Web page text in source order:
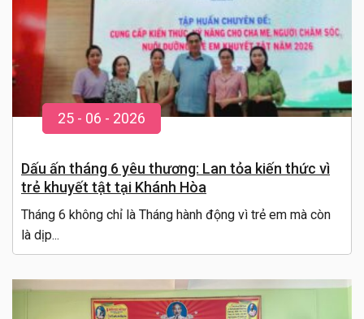
25 - 06 - 2026
Dấu ấn tháng 6 yêu thương: Lan tỏa kiến thức vì
trẻ khuyết tật tại Khánh Hòa
Tháng 6 không chỉ là Tháng hành động vì trẻ em mà còn
là dịp...